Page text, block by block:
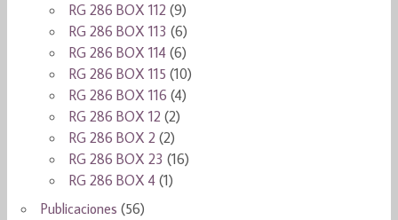
RG 286 BOX 112 (9)
RG 286 BOX 113 (6)
RG 286 BOX 114 (6)
RG 286 BOX 115 (10)
RG 286 BOX 116 (4)
RG 286 BOX 12 (2)
RG 286 BOX 2 (2)
RG 286 BOX 23 (16)
RG 286 BOX 4 (1)
Publicaciones (56)